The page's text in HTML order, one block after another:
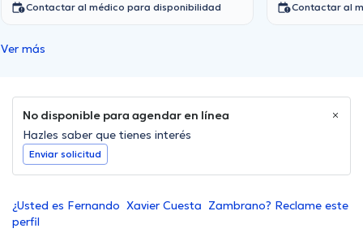
Contactar al médico para disponibilidad Contactar al
Ver más
No disponible para agendar en línea
Hazles saber que tienes interés
Enviar solicitud
¿Usted es Fernando Xavier Cuesta Zambrano? Reclame este
perfil